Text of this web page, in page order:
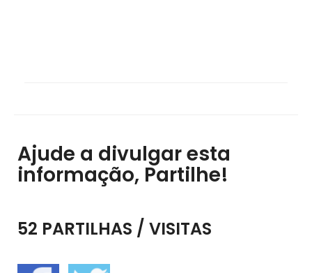
Ajude a divulgar esta
informação, Partilhe!
52 PARTILHAS / VISITAS